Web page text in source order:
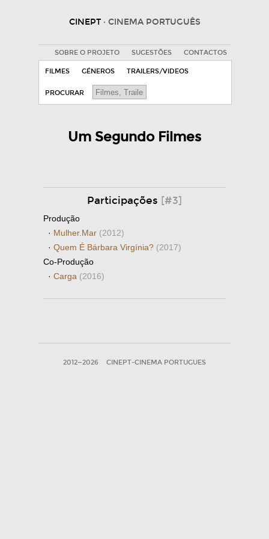
CINEPT · CINEMA PORTUGUÊS
SOBRE O PROJETO SUGESTÕES CONTACTOS
FILMES GÉNEROS TRAILERS/VIDEOS
PROCURAR
Um Segundo Filmes
Participações [#3]
Produção
· Mulher.Mar (2012)
· Quem É Bárbara Virgínia? (2017)
Co-Produção
· Carga (2016)
2012—2026 CINEPT-CINEMA PORTUGUES